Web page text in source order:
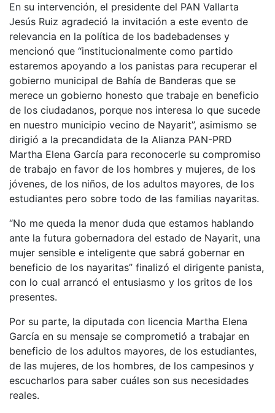
En su intervención, el presidente del PAN Vallarta
Jesús Ruiz agradeció la invitación a este evento de
relevancia en la política de los badebadenses y
mencionó que “institucionalmente como partido
estaremos apoyando a los panistas para recuperar el
gobierno municipal de Bahía de Banderas que se
merece un gobierno honesto que trabaje en beneficio
de los ciudadanos, porque nos interesa lo que sucede
en nuestro municipio vecino de Nayarit”, asimismo se
dirigió a la precandidata de la Alianza PAN-PRD
Martha Elena García para reconocerle su compromiso
de trabajo en favor de los hombres y mujeres, de los
jóvenes, de los niños, de los adultos mayores, de los
estudiantes pero sobre todo de las familias nayaritas.
“No me queda la menor duda que estamos hablando
ante la futura gobernadora del estado de Nayarit, una
mujer sensible e inteligente que sabrá gobernar en
beneficio de los nayaritas” finalizó el dirigente panista,
con lo cual arrancó el entusiasmo y los gritos de los
presentes.
Por su parte, la diputada con licencia Martha Elena
García en su mensaje se comprometió a trabajar en
beneficio de los adultos mayores, de los estudiantes,
de las mujeres, de los hombres, de los campesinos y
escucharlos para saber cuáles son sus necesidades
reales.